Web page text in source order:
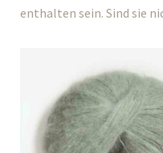
enthalten sein. Sind sie